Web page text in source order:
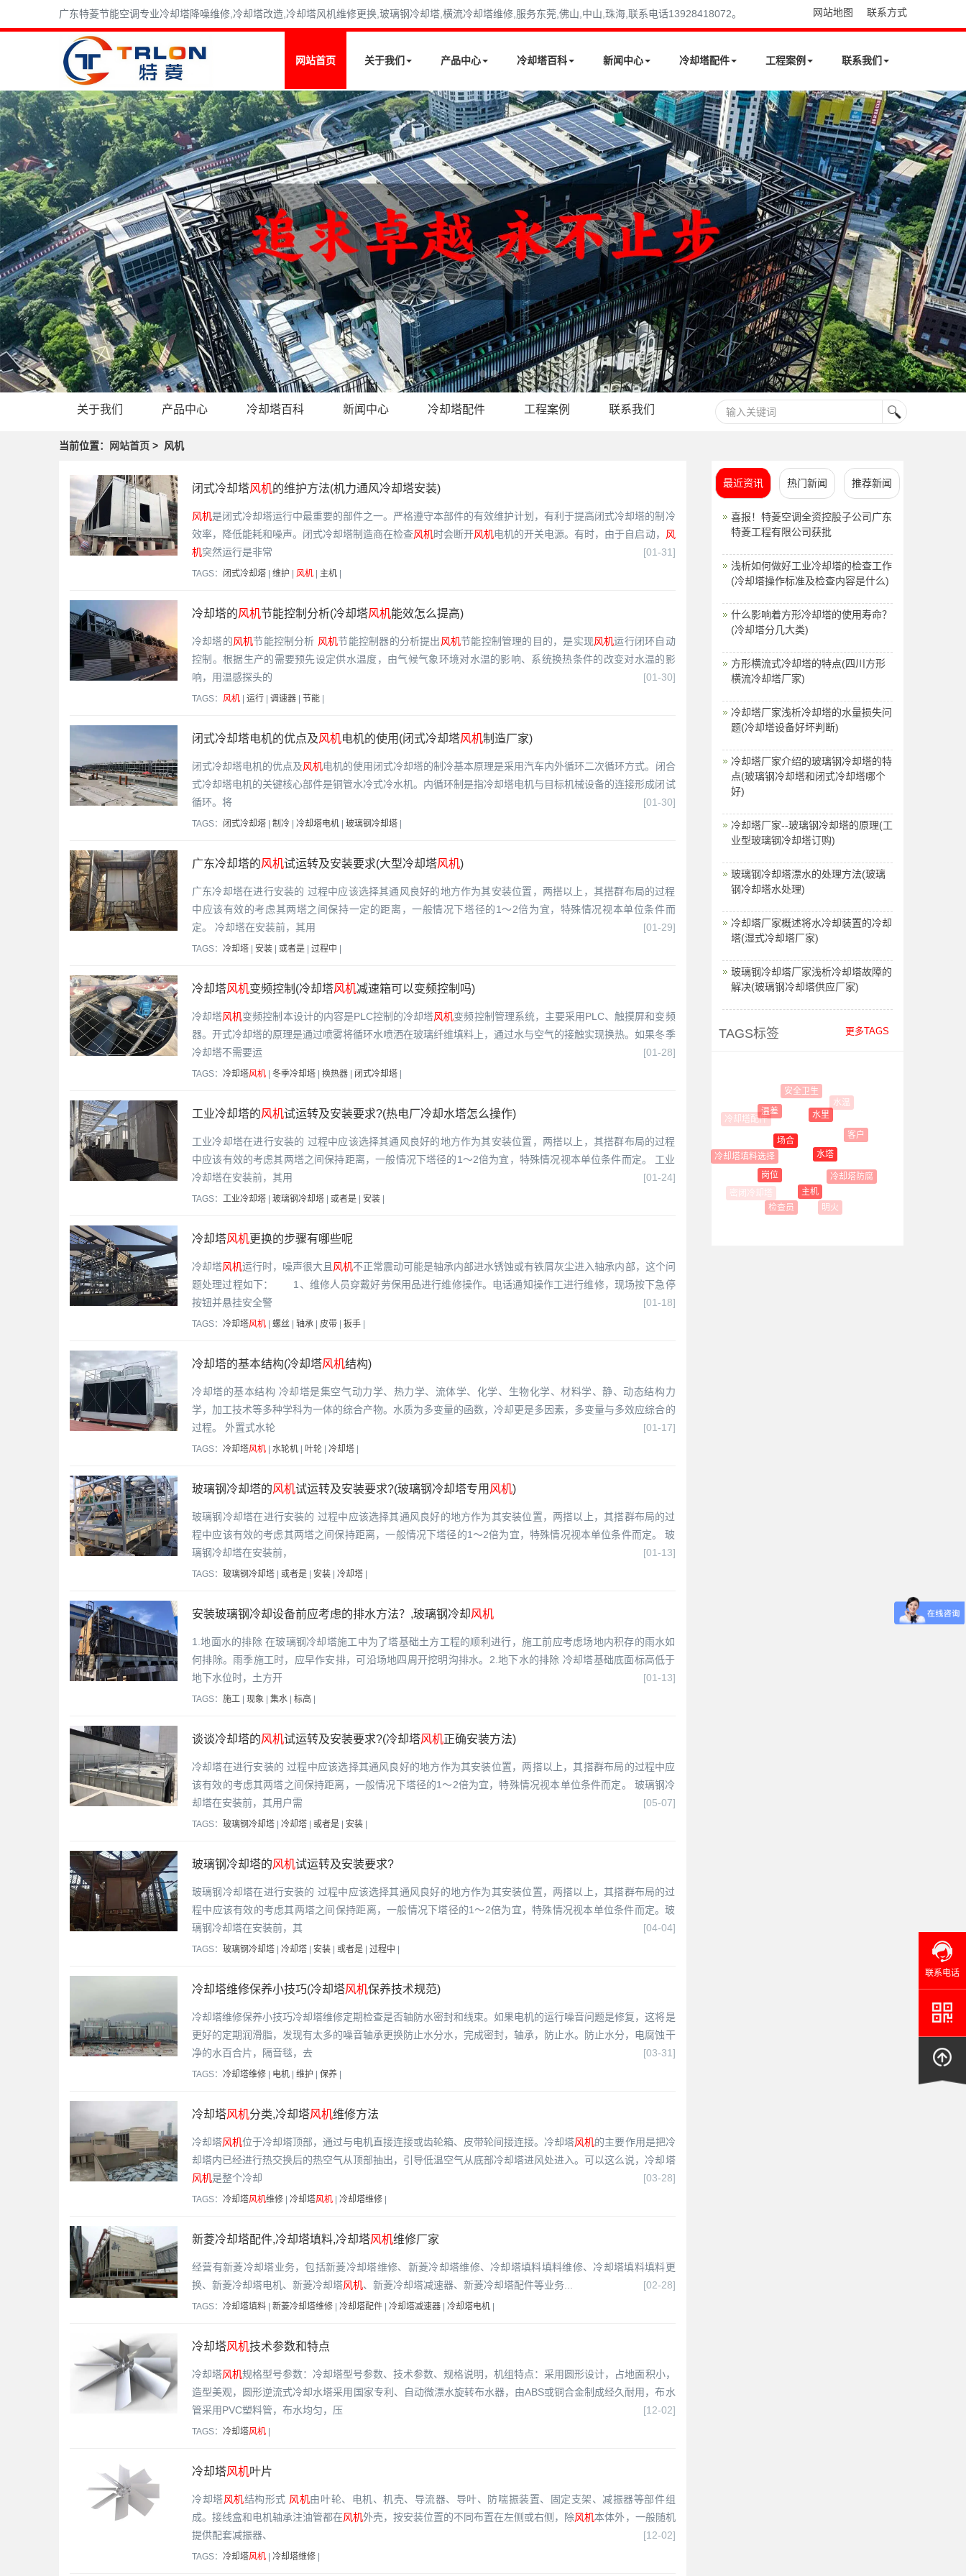
广东特菱节能空调专业冷却塔降噪维修,冷却塔改造,冷却塔风机维修更换,玻璃钢冷却塔,横流冷却塔维修,服务东莞,佛山,中山,珠海,联系电话13928418072。 网站地图 联系方式
网站首页 关于我们 产品中心 冷却塔百科 新闻中心 冷却塔配件 工程案例 联系我们
关于我们 产品中心 冷却塔百科 新闻中心 冷却塔配件 工程案例 联系我们
当前位置： 网站首页 > 风机
闭式冷却塔风机的维护方法(机力通风冷却塔安装)
风机是闭式冷却塔运行中最重要的部件之一。严格遵守本部件的有效维护计划，有利于提高闭式冷却塔的制冷
效率，降低能耗和噪声。闭式冷却塔制造商在检查风机时会断开风机电机的开关电源。有时，由于自启动， 风
机突然运行是非常 [01-31]
TAGS： 闭式冷却塔 | 维护 | 风机 | 主机 |
冷却塔的风机节能控制分析(冷却塔风机能效怎么提高)
冷却塔的风机节能控制分析 风机节能控制器的分析提出风机节能控制管理的目的，是实现风机运行闭环自动
控制。根据生产的需要预先设定供水温度，由气候气象环境对水温的影响、系统换热条件的改变对水温的影
响，用温感探头的
[01-30]
TAGS： 风机 | 运行 | 调速器 | 节能 |
闭式冷却塔电机的优点及风机电机的使用(闭式冷却塔风机制造厂家)
闭式冷却塔电机的优点及风机电机的使用闭式冷却塔的制冷基本原理是采用汽车内外循环二次循环方式。闭合
式冷却塔电机的关键核心部件是铜管水冷式冷水机。内循环制是指冷却塔电机与目标机械设备的连接形成闭试
循环。将
[01-30]
TAGS： 闭式冷却塔 | 制冷 | 冷却塔电机 | 玻璃钢冷却塔 |
广东冷却塔的风机试运转及安装要求(大型冷却塔风机)
广东冷却塔在进行安装的 过程中应该选择其通风良好的地方作为其安装位置，两搭以上，其搭群布局的过程
中应该有效的考虑其两塔之间保持一定的距离，一般情况下塔径的1～2倍为宜，特殊情况视本单位条件而
定。 冷却塔在安装前，其用
[01-29]
TAGS： 冷却塔 | 安装 | 或者是 | 过程中 |
冷却塔风机变频控制(冷却塔风机减速箱可以变频控制吗)
冷却塔风机变频控制本设计的内容是PLC控制的冷却塔风机变频控制管理系统，主要采用PLC、触摸屏和变频
器。开式冷却塔的原理是通过喷雾将循环水喷洒在玻璃纤维填料上，通过水与空气的接触实现换热。如果冬季
冷却塔不需要运
[01-28]
TAGS： 冷却塔风机 | 冬季冷却塔 | 换热器 | 闭式冷却塔 |
工业冷却塔的风机试运转及安装要求?(热电厂冷却水塔怎么操作)
工业冷却塔在进行安装的 过程中应该选择其通风良好的地方作为其安装位置，两搭以上，其搭群布局的过程
中应该有效的考虑其两塔之间保持距离，一般情况下塔径的1～2倍为宜，特殊情况视本单位条件而定。 工业
冷却塔在安装前，其用
[01-24]
TAGS： 工业冷却塔 | 玻璃钢冷却塔 | 或者是 | 安装 |
冷却塔风机更换的步骤有哪些呢
冷却塔风机运行时，噪声很大且 风机不正常震动可能是轴承内部进水锈蚀或有铁屑灰尘进入轴承内部，这个问
题处理过程如下： 1、维修人员穿戴好劳保用品进行维修操作。电话通知操作工进行维修，现场按下急停
按钮并悬挂安全警
[01-18]
TAGS： 冷却塔风机 | 螺丝 | 轴承 | 皮带 | 扳手 |
冷却塔的基本结构(冷却塔风机结构)
冷却塔的基本结构 冷却塔是集空气动力学、热力学、流体学、化学、生物化学、材料学、静、动态结构力
学，加工技术等多种学科为一体的综合产物。水质为多变量的函数，冷却更是多因素，多变量与多效应综合的
过程。 外置式水轮
[01-17]
TAGS： 冷却塔风机 | 水轮机 | 叶轮 | 冷却塔 |
玻璃钢冷却塔的风机试运转及安装要求?(玻璃钢冷却塔专用 风机)
玻璃钢冷却塔在进行安装的 过程中应该选择其通风良好的地方作为其安装位置，两搭以上，其搭群布局的过
程中应该有效的考虑其两塔之间保持距离，一般情况下塔径的1～2倍为宜，特殊情况视本单位条件而定。 玻
璃钢冷却塔在安装前，
[01-13]
TAGS： 玻璃钢冷却塔 | 或者是 | 安装 | 冷却塔 |
安装玻璃钢冷却设备前应考虑的排水方法？,玻璃钢冷却风机
1.地面水的排除 在玻璃钢冷却塔施工中为了塔基础土方工程的顺利进行，施工前应考虑场地内积存的雨水如
何排除。雨季施工时，应早作安排，可沿场地四周开挖明沟排水。2.地下水的排除 冷却塔基础底面标高低于
地下水位时，土方开
[01-13]
TAGS： 施工 | 现象 | 集水 | 标高 |
谈谈冷却塔的风机试运转及安装要求?(冷却塔风机正确安装方法)
冷却塔在进行安装的 过程中应该选择其通风良好的地方作为其安装位置，两搭以上，其搭群布局的过程中应
该有效的考虑其两塔之间保持距离，一般情况下塔径的1～2倍为宜，特殊情况视本单位条件而定。 玻璃钢冷
却塔在安装前，其用户需
[05-07]
TAGS： 玻璃钢冷却塔 | 冷却塔 | 或者是 | 安装 |
玻璃钢冷却塔的风机试运转及安装要求?
玻璃钢冷却塔在进行安装的 过程中应该选择其通风良好的地方作为其安装位置，两搭以上，其搭群布局的过
程中应该有效的考虑其两塔之间保持距离，一般情况下塔径的1～2倍为宜，特殊情况视本单位条件而定。玻
璃钢冷却塔在安装前，其
[04-04]
TAGS： 玻璃钢冷却塔 | 冷却塔 | 安装 | 或者是 | 过程中 |
冷却塔维修保养小技巧(冷却塔风机保养技术规范)
冷却塔维修保养小技巧冷却塔维修定期检查是否轴防水密封和线束。如果电机的运行噪音问题是修复，这将是
更好的定期润滑脂，发现有太多的噪音轴承更换防止水分水，完成密封，轴承，防止水。防止水分，电腐蚀干
净的水百合片，隔音毯，去
[03-31]
TAGS： 冷却塔维修 | 电机 | 维护 | 保养 |
冷却塔风机分类,冷却塔风机维修方法
冷却塔风机位于冷却塔顶部，通过与电机直接连接或齿轮箱、皮带轮间接连接。冷却塔风机的主要作用是把冷
却塔内已经进行热交换后的热空气从顶部抽出，引导低温空气从底部冷却塔进风处进入。可以这么说，冷却塔
风机是整个冷却 [03-28]
TAGS： 冷却塔风机维修 | 冷却塔风机 | 冷却塔维修 |
新菱冷却塔配件,冷却塔填料,冷却塔风机维修厂家
经营有新菱冷却塔业务，包括新菱冷却塔维修、新菱冷却塔维修、冷却塔填料填料维修、冷却塔填料填料更
换、新菱冷却塔电机、新菱冷却塔风机、新菱冷却塔减速器、新菱冷却塔配件等业务... [02-28]
TAGS： 冷却塔填料 | 新菱冷却塔维修 | 冷却塔配件 | 冷却塔减速器 | 冷却塔电机 |
冷却塔风机技术参数和特点
冷却塔风机规格型号参数：冷却塔型号参数、技术参数、规格说明，机组特点：采用圆形设计，占地面积小，
造型美观，圆形逆流式冷却水塔采用国家专利、自动微漂水旋转布水器，由ABS或铜合金制成经久耐用，布水
管采用PVC塑料管，布水均匀，压
[12-02]
TAGS： 冷却塔风机 |
冷却塔风机叶片
冷却塔风机结构形式 风机由叶轮、电机、机壳、导流器、导叶、防喘振装置、固定支架、减振器等部件组
成。接线盒和电机轴承注油管都在风机外壳，按安装位置的不同布置在左侧或右侧，除风机本体外，一般随机
提供配套减振器、
[12-02]
TAGS： 冷却塔风机 | 冷却塔维修 |
最近资讯 热门新闻 推荐新闻
喜报！特菱空调全资控股子公司广东
特菱工程有限公司获批
浅析如何做好工业冷却塔的检查工作
(冷却塔操作标准及检查内容是什么)
什么影响着方形冷却塔的使用寿命？
(冷却塔分几大类)
方形横流式冷却塔的特点(四川方形
横流冷却塔厂家)
冷却塔厂家浅析冷却塔的水量损失问
题(冷却塔设备好坏判断)
冷却塔厂家介绍的玻璃钢冷却塔的特
点(玻璃钢冷却塔和闭式冷却塔哪个
好)
冷却塔厂家--玻璃钢冷却塔的原理(工
业型玻璃钢冷却塔订购)
玻璃钢冷却塔漂水的处理方法(玻璃
钢冷却塔水处理)
冷却塔厂家概述将水冷却装置的冷却
塔(湿式冷却塔厂家)
玻璃钢冷却塔厂家浅析冷却塔故障的
解决(玻璃钢冷却塔供应厂家)
TAGS标签 更多TAGS
冷却塔填料选择
岗位
场合
温差
检查员
主机
水塔
水里
安全卫生
明火
冷却塔防腐
客户
水温
工质
联系电话